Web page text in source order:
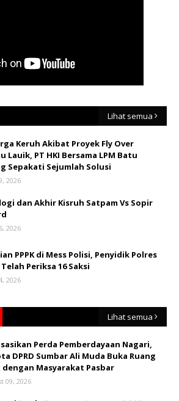
Lihat semua
Keruh Akibat Proyek Fly Over
Lauik, PT HKI Bersama LPM Batu
Sepakati Sejumlah Solusi
2026
dan Akhir Kisruh Satpam Vs Sopir
2026
PPPK di Mess Polisi, Penyidik Polres
Periksa 16 Saksi
2026
Lihat semua
Perda Pemberdayaan Nagari,
DPRD Sumbar Ali Muda Buka Ruang
dengan Masyarakat Pasbar
09, 2026